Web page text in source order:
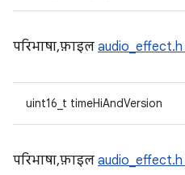
परिभाषा, फ़ाइल audio_effect.h
uint16_t timeHiAndVersion
परिभाषा, फ़ाइल audio_effect.h